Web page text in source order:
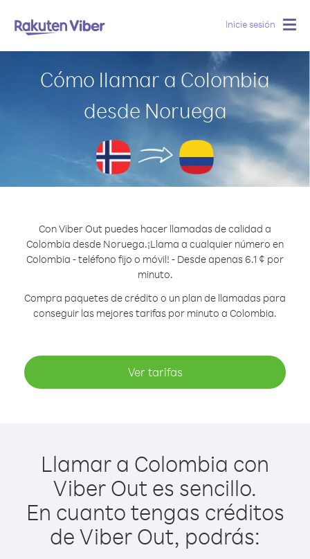
Inicie sesión
Cómo llamar a Colombia
desde Noruega
Con Viber Out puedes hacer llamadas de calidad a
Colombia desde Noruega.¡Llama a cualquier número en
Colombia - teléfono fijo o móvil! - Desde apenas 6.1 ¢ por
minuto.
Compra paquetes de crédito o un plan de llamadas para
conseguir las mejores tarifas por minuto a Colombia.
Ver tarifas
Llamar a Colombia con
Viber Out es sencillo.
En cuanto tengas créditos
de Viber Out, podrás: